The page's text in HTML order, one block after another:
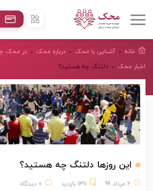
خانه آشنایی با محک درباره محک
در محک
اخبار محک
دلتنگ چه هستید؟
این روزها دلتنگ چه هستید؟
2 مرداد 99 1311 بازدید 0 دیدگاه